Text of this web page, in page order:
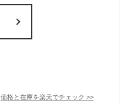
価格と在庫を楽天でチェック >>